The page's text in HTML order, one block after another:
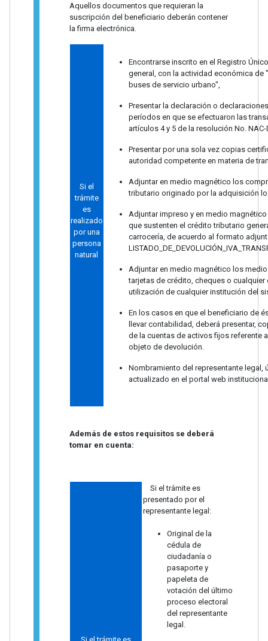
Aquellos documentos que requieran la
suscripción del beneficiario deberán contener
la firma electrónica.
Si el
trámite
es
realizado
por una
persona
natural
Encontrarse inscrito en el Registro
general, con la actividad económica
buses de servicio urbano",
Presentar la declaración o
períodos en que se efectuaron las
artículos 4 y 5 de la resolución No. NAC-
Presentar por una sola vez copias
autoridad competente en materia de
Adjuntar en medio magnético los
tributario originado por la adquisición
Adjuntar impreso y en medio
que sustenten el crédito tributario
carrocería, de acuerdo al formato
Adjuntar en medio magnético los
tarjetas de crédito, cheques o
utilización de cualquier institución del
En los casos en que el beneficiario de
llevar contabilidad, deberá presentar,
de la cuentas de activos fijos referente
objeto de devolución.
Nombramiento del representante legal,
actualizado en el portal web
Además de estos requisitos se deberá
tomar en cuenta:
Si el trámite es
presentado por el
representante legal:
Original de la
cédula de
ciudadanía o
pasaporte y
papeleta de
votación del último
proceso electoral
del representante
legal.